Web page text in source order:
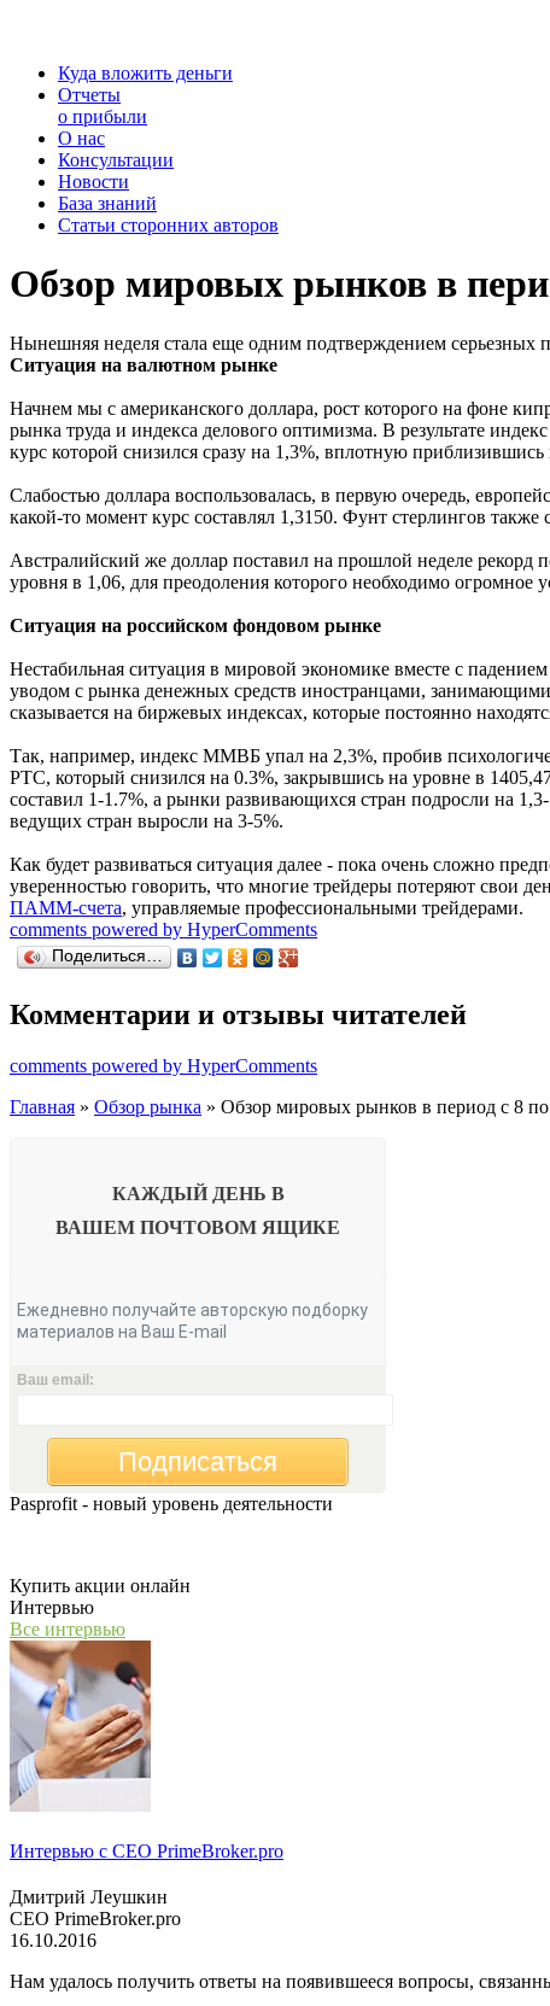
Куда вложить деньги
Отчеты
о прибыли
О нас
Консультации
Новости
База знаний
Статьи сторонних авторов
Обзор мировых рынков в
Нынешняя неделя стала еще одним подтверждением серьезных
Ситуация на валютном рынке
Начнем мы с американского доллара, рост которого на фоне
рынка труда и индекса делового оптимизма. В результате
курс которой снизился сразу на 1,3%, вплотную
Слабостью доллара воспользовалась, в первую очередь,
какой-то момент курс составлял 1,3150. Фунт стерлингов
Австралийский же доллар поставил на прошлой неделе рекорд
уровня в 1,06, для преодоления которого необходимо огромное
Ситуация на российском фондовом рынке
Нестабильная ситуация в мировой экономике вместе с
уводом с рынка денежных средств иностранцами,
сказывается на биржевых индексах, которые постоянно
Так, например, индекс ММВБ упал на 2,3%, пробив
РТС, который снизился на 0.3%, закрывшись на уровне в
составил 1-1.7%, а рынки развивающихся стран подросли на
ведущих стран выросли на 3-5%.
Как будет развиваться ситуация далее - пока очень сложно
уверенностью говорить, что многие трейдеры потеряют свои
ПАММ-счета, управляемые профессиональными трейдерами.
comments powered by HyperComments
Поделиться…
Комментарии и отзывы читателей
comments powered by HyperComments
Главная » Обзор рынка » Обзор мировых рынков в период с 8 по
КАЖДЫЙ ДЕНЬ В
ВАШЕМ ПОЧТОВОМ ЯЩИКЕ
Ежедневно получайте авторскую подборку
материалов на Ваш E-mail
Ваш email:
Подписаться
Pasprofit - новый уровень деятельности
Купить акции онлайн
Интервью
Все интервью
Интервью с СЕО PrimeBroker.pro
Дмитрий Леушкин
СЕО PrimeBroker.pro
16.10.2016
Нам удалось получить ответы на появившееся вопросы,